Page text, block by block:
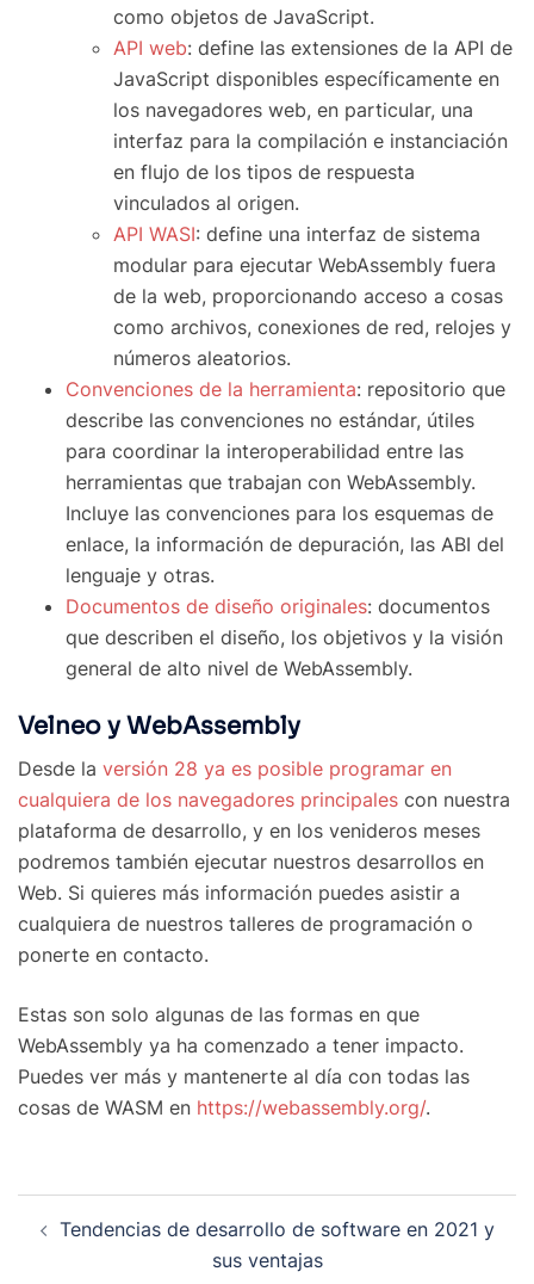
como objetos de JavaScript.
API web: define las extensiones de la API de
JavaScript disponibles específicamente en
los navegadores web, en particular, una
interfaz para la compilación e instanciación
en flujo de los tipos de respuesta
vinculados al origen.
API WASI: define una interfaz de sistema
modular para ejecutar WebAssembly fuera
de la web, proporcionando acceso a cosas
como archivos, conexiones de red, relojes y
números aleatorios.
Convenciones de la herramienta: repositorio que
describe las convenciones no estándar, útiles
para coordinar la interoperabilidad entre las
herramientas que trabajan con WebAssembly.
Incluye las convenciones para los esquemas de
enlace, la información de depuración, las ABI del
lenguaje y otras.
Documentos de diseño originales: documentos
que describen el diseño, los objetivos y la visión
general de alto nivel de WebAssembly.
Velneo y WebAssembly
Desde la versión 28 ya es posible programar en
cualquiera de los navegadores principales con nuestra
plataforma de desarrollo, y en los venideros meses
podremos también ejecutar nuestros desarrollos en
Web. Si quieres más información puedes asistir a
cualquiera de nuestros talleres de programación o
ponerte en contacto.
Estas son solo algunas de las formas en que
WebAssembly ya ha comenzado a tener impacto.
Puedes ver más y mantenerte al día con todas las
cosas de WASM en https://webassembly.org/.
Tendencias de desarrollo de software en 2021 y
sus ventajas